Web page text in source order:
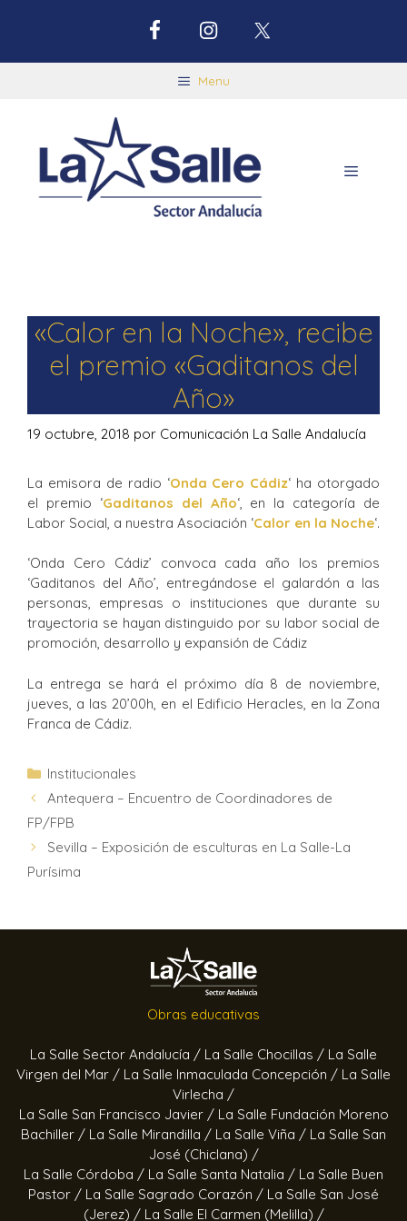
Menu
«Calor en la Noche», recibe
el premio «Gaditanos del
Año»
19 octubre, 2018 por Comunicación La Salle Andalucía
La emisora de radio ‘Onda Cero Cádiz‘ ha otorgado
el premio ‘Gaditanos del Año‘, en la categoría de
Labor Social, a nuestra Asociación ‘Calor en la Noche‘.
‘Onda Cero Cádiz’ convoca cada año los premios
‘Gaditanos del Año’, entregándose el galardón a las
personas, empresas o instituciones que durante su
trayectoria se hayan distinguido por su labor social de
promoción, desarrollo y expansión de Cádiz
La entrega se hará el próximo día 8 de noviembre,
jueves, a las 20’00h, en el Edificio Heracles, en la Zona
Franca de Cádiz.
Institucionales
Antequera – Encuentro de Coordinadores de
FP/FPB
Sevilla – Exposición de esculturas en La Salle-La
Purísima
Obras educativas
La Salle Sector Andalucía / La Salle Chocillas / La Salle
Virgen del Mar / La Salle Inmaculada Concepción / La Salle
Virlecha /
La Salle San Francisco Javier / La Salle Fundación Moreno
Bachiller / La Salle Mirandilla / La Salle Viña / La Salle San
José (Chiclana) /
La Salle Córdoba / La Salle Santa Natalia / La Salle Buen
Pastor / La Salle Sagrado Corazón / La Salle San José
(Jerez) / La Salle El Carmen (Melilla) /